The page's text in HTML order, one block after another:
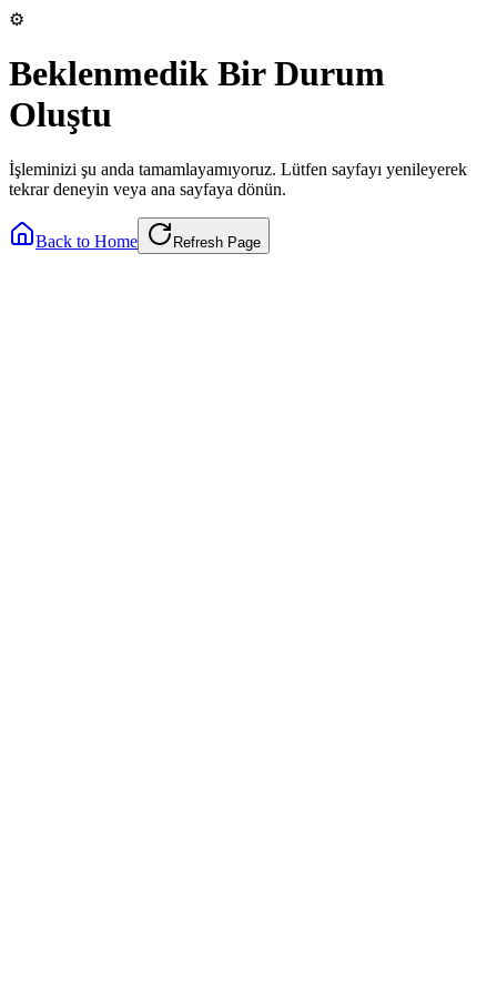
⚙️
Beklenmedik Bir Durum
Oluştu
İşleminizi şu anda tamamlayamıyoruz. Lütfen sayfayı yenileyerek
tekrar deneyin veya ana sayfaya dönün.
Back to Home Refresh Page